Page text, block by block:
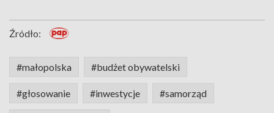
Źródło:
#małopolska #budżet obywatelski
#głosowanie #inwestycje #samorząd